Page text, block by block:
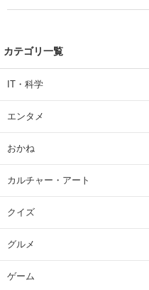
カテゴリ一覧
IT・科学
エンタメ
おかね
カルチャー・アート
クイズ
グルメ
ゲーム